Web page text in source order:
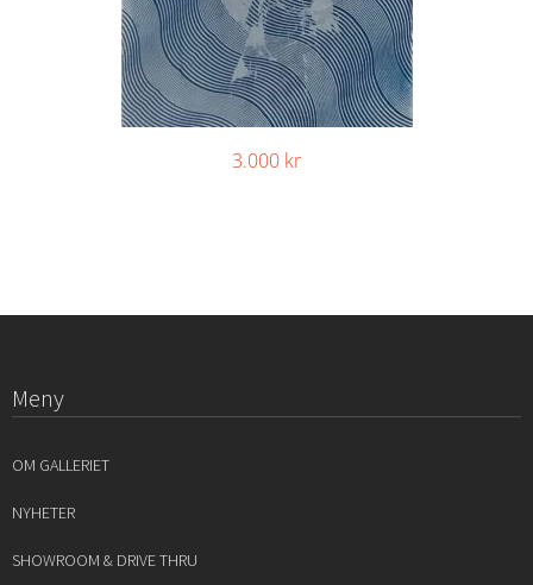
3.000 kr
Meny
OM GALLERIET
NYHETER
SHOWROOM & DRIVE THRU